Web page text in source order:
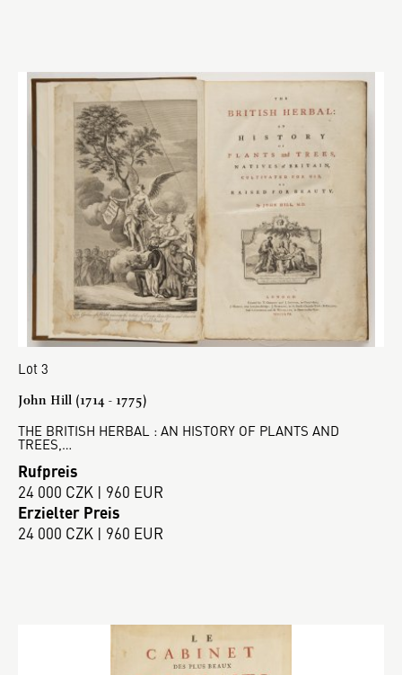
Lot 3
John Hill (1714 - 1775)
THE BRITISH HERBAL : AN HISTORY OF PLANTS AND
TREES,…
Rufpreis
24 000 CZK | 960 EUR
Erzielter Preis
24 000 CZK | 960 EUR